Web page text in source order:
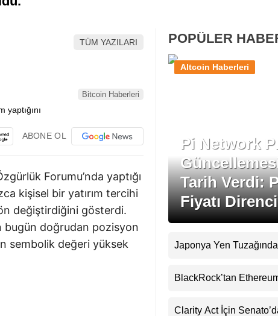
TÜM YAZILARI
Bitcoin Haberleri
ABONE OL
Forumu’nda yaptığı
kişisel bir yatırım tercihi
değiştirdiğini gösterdi.
bugün doğrudan pozisyon
sembolik değeri yüksek
POPÜLER
Pi Network
Tarih Verdi:
Fiyatı
Altcoin Haberleri
Japonya Yen Tuzağında
BlackRock’tan
Clarity Act İçin